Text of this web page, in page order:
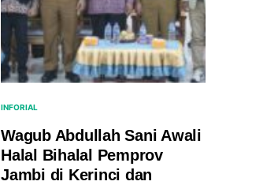
INFORIAL
Wagub Abdullah Sani Awali
Halal Bihalal Pemprov
Jambi di Kerinci dan